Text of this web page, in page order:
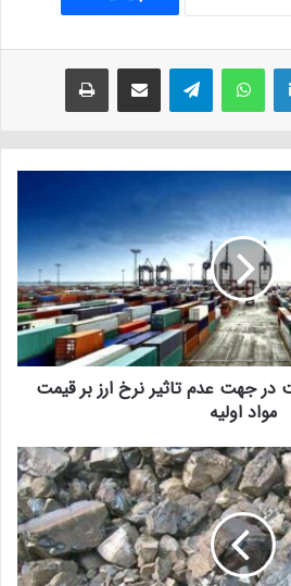
لینکداین واتس آپ تلگرام
در جهت عدم تاثیر نرخ ارز بر قیمت
مواد اولیه